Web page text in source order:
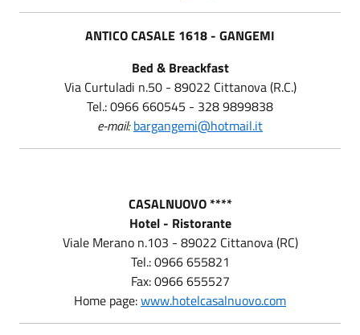
ANTICO CASALE 1618 - GANGEMI
Bed & Breackfast
Via Curtuladi n.50 - 89022 Cittanova (R.C.)
Tel.: 0966 660545 - 328 9899838
e-mail:bargangemi@hotmail.it
CASALNUOVO ****
Hotel - Ristorante
Viale Merano n.103 - 89022 Cittanova (RC)
Tel.: 0966 655821
Fax: 0966 655527
Home page:www.hotelcasalnuovo.com